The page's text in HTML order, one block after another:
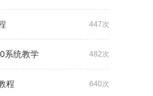
447次
482次
系统教学
640次
程